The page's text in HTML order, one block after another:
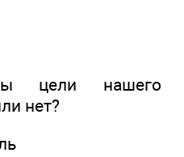
цели нашего
нет?